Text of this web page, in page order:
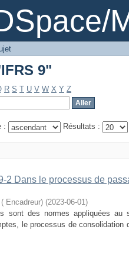
9"
9"
R S T U V W X Y Z
: Résultats :
2 Dans le processus de
Encadreur) (2023-06-01)
sont des normes appliquées au
le processus de